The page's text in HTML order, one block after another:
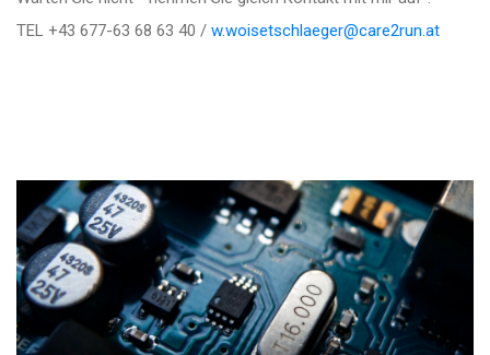
TEL +43 677-63 68 63 40 / w.woisetschlaeger@care2run.at